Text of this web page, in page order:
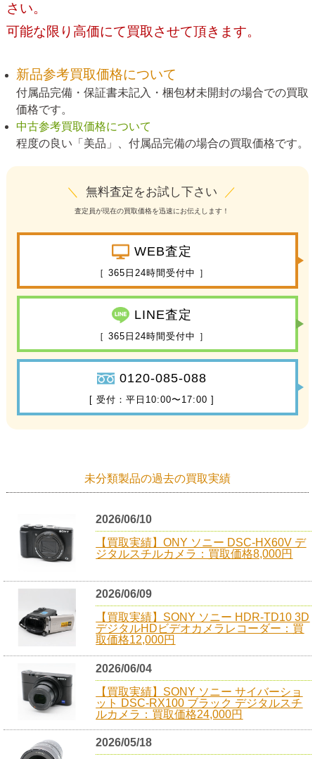
さい。
可能な限り高価にて買取させて頂きます。
新品参考買取価格について
付属品完備・保証書未記入・梱包材未開封の場合での買取
価格です。
中古参考買取価格について
程度の良い「美品」、付属品完備の場合の買取価格です。
＼ 無料査定をお試し下さい ／
査定員が現在の買取価格を迅速にお伝えします！
WEB査定
［ 365日24時間受付中 ］
LINE査定
［ 365日24時間受付中 ］
0120-085-088
[ 受付：平日10:00〜17:00 ]
未分類製品の過去の買取実績
2026/06/10
【買取実績】ONY ソニー DSC-HX60V デ
ジタルスチルカメラ：買取価格8,000円
2026/06/09
【買取実績】SONY ソニー HDR-TD10 3D
デジタルHDビデオカメラレコーダー：買
取価格12,000円
2026/06/04
【買取実績】SONY ソニー サイバーショ
ット DSC-RX100 ブラック デジタルスチ
ルカメラ：買取価格24,000円
2026/05/18